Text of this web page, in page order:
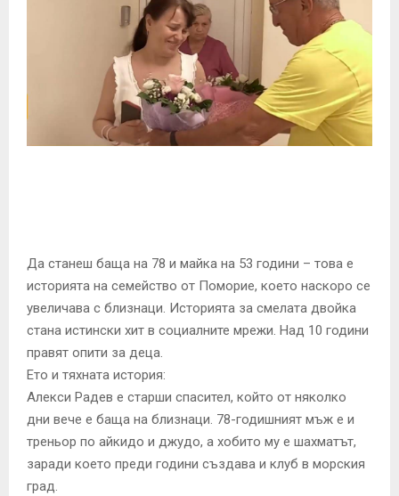
E
Да станеш баща на 78 и майка на 53 години – това е
историята на семейство от Поморие, което наскоро се
увеличава с близнаци. Историята за смелата двойка
стана истински хит в социалните мрежи. Над 10 години
правят опити за деца.
Ето и тяхната история:
Алекси Радев е старши спасител, който от няколко
дни вече е баща на близнаци. 78-годишният мъж е и
треньор по айкидо и джудо, а хобито му е шахматът,
заради което преди години създава и клуб в морския
град.